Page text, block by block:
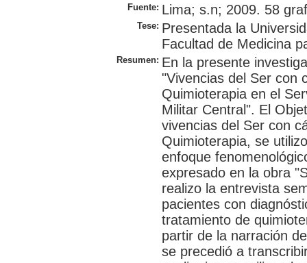
Fuente: Lima; s.n; 2009. 58
Tese: Presentada la
Facultad de Medicina
Resumen: En la presente
"Vivencias del Ser con
Quimioterapia en el
Militar Central". El
vivencias del Ser con
Quimioterapia, se
enfoque
expresado en la obra
realizo la entrevista
pacientes con
tratamiento de
partir de la narración
se precedió a